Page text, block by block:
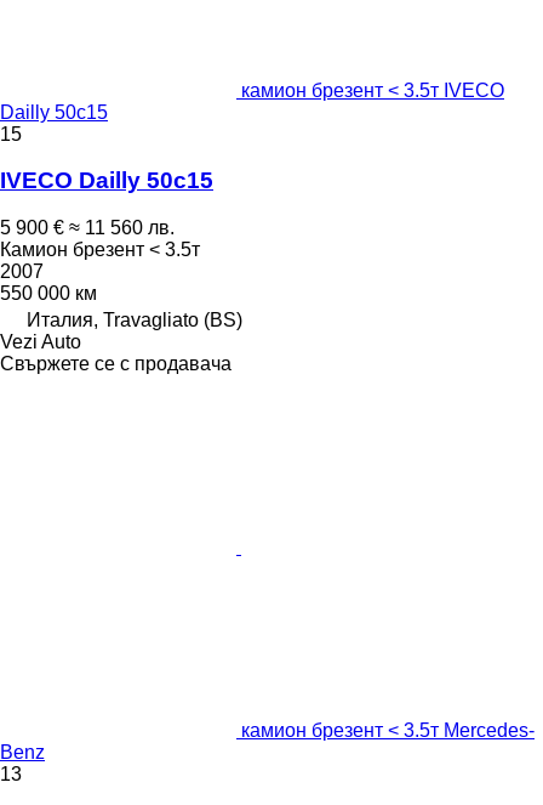
камион брезент < 3.5т IVECO
Dailly 50c15
15
IVECO Dailly 50c15
5 900 € ≈ 11 560 лв.
Камион брезент < 3.5т
2007
550 000 км
Италия, Travagliato (BS)
Vezi Auto
Свържете се с продавача
камион брезент < 3.5т Mercedes-
Benz
13